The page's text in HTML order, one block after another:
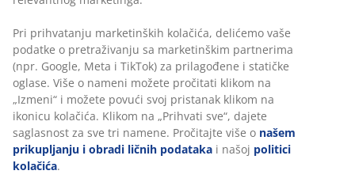
izolacionim punjenjem od silikoniziranog spiralnog
šupljeg vlakna (1300 g). Meka navlaka od 100%
poliesterskog mikrovlakna. Periv na 95°C.
Šifra artikla: 4015585
Tehnički podaci
Pri prihvatanju marketinških kolačića, delićemo vaše
podatke o pretraživanju sa marketinškim partnerima
(npr. Google, Meta i TikTok) za prilagođene i statičke
oglase. Više o nameni možete pročitati klikom na
„Izmeni“ i možete povući svoj pristanak klikom na
ikonicu kolačića. Klikom na „Prihvati sve“, dajete
saglasnost za sve tri namene. Pročitajte više o našem
prikupljanju i obradi ličnih podataka i našoj politici
kolačića.